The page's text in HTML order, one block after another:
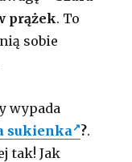
prążek. To
sobie
wypada
sukienka ?.
tak! Jak